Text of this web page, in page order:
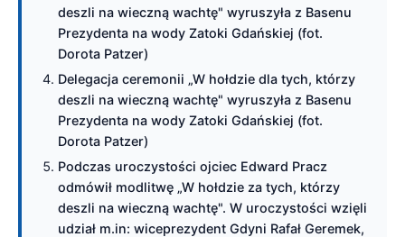
deszli na wieczną wachtę" wyruszyła z Basenu
Prezydenta na wody Zatoki Gdańskiej (fot.
Dorota Patzer)
Delegacja ceremonii „W hołdzie dla tych, którzy
deszli na wieczną wachtę" wyruszyła z Basenu
Prezydenta na wody Zatoki Gdańskiej (fot.
Dorota Patzer)
Podczas uroczystości ojciec Edward Pracz
odmówił modlitwę „W hołdzie za tych, którzy
deszli na wieczną wachtę". W uroczystości wzięli
udział m.in: wiceprezydent Gdyni Rafał Geremek,